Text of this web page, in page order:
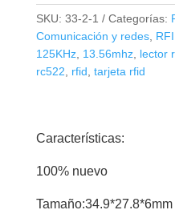
SKU: 33-2-1 Categorías:
Comunicación y redes,
125KHz, 13.56mhz, lector
rc522
rfid tarjeta rfid
Características:
100% nuevo
Tamaño:34.9*27.8*6mm